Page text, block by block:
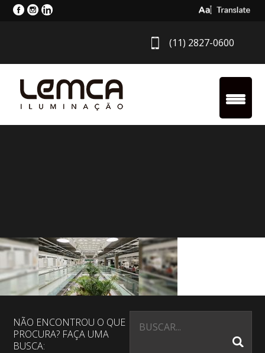
Select
(11) 2827-0600
NÃO ENCONTROU O QUE
PROCURA? FAÇA UMA
BUSCA: